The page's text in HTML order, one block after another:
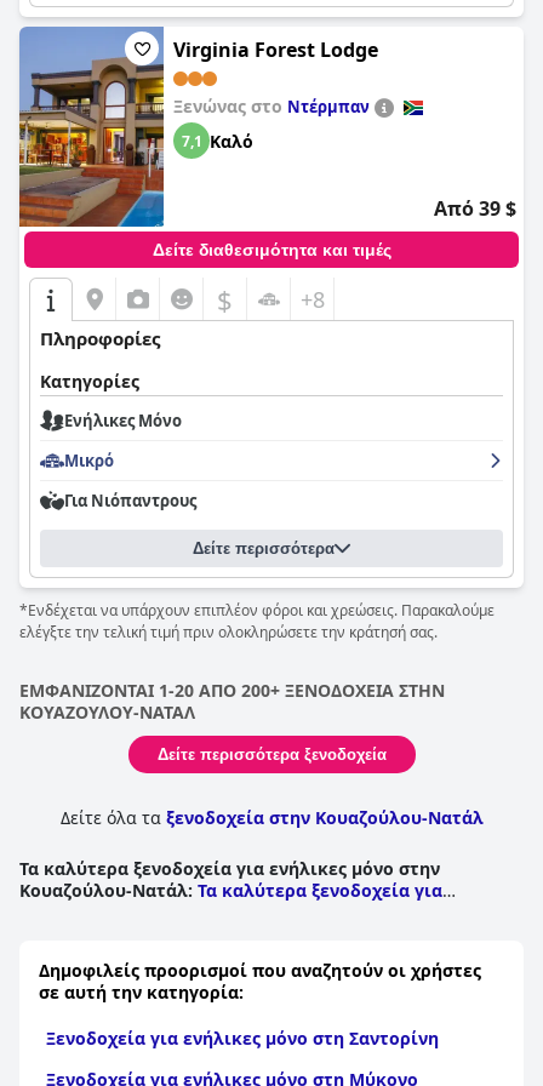
Virginia Forest Lodge
Ξενώνας στο Ντέρμπαν
7,1 Καλό
Από 39 $
Δείτε διαθεσιμότητα και τιμές
$ +8
Πληροφορίες
Κατηγορίες
Ενήλικες Μόνο
Μικρό
Για Νιόπαντρους
Δείτε περισσότερα
*Ενδέχεται να υπάρχουν επιπλέον φόροι και χρεώσεις. Παρακαλούμε
ελέγξτε την τελική τιμή πριν ολοκληρώσετε την κράτησή σας.
ΕΜΦΑΝΙΖΟΝΤΑΙ 1-20 ΑΠΟ 200+ ΞΕΝΟΔΟΧΕΙΑ ΣΤΗΝ
ΚΟΥΑΖΟΥΛΟΥ-ΝΑΤΑΛ
Δείτε περισσότερα ξενοδοχεία
Δείτε όλα τα ξενοδοχεία στην Κουαζούλου-Νατάλ
Τα καλύτερα ξενοδοχεία για ενήλικες μόνο στην
Κουαζούλου-Νατάλ: Τα καλύτερα ξενοδοχεία για
καλύτερα ξενοδοχεία για ενήλικες μόνο σε Pinetown
Τα καλύτερα ξενοδοχεία για ενήλικες μόνο σε Lower
σε Inanda | Τα καλύτερα ξενοδοχεία για ενήλικες μόνο
Δημοφιλείς προορισμοί που αναζητούν οι χρήστες
σε αυτή την κατηγορία:
Ξενοδοχεία για ενήλικες μόνο στη Σαντορίνη
Ξενοδοχεία για ενήλικες μόνο στη Μύκονο